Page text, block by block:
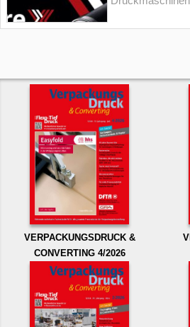
VERPACKUNGSDRUCK &
CONVERTING 4/2026